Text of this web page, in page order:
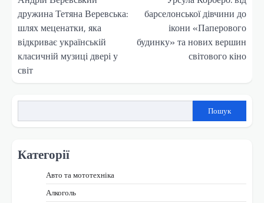
дружина Тетяна Веревська:
шлях меценатки, яка
відкриває українській
класичній музиці двері у
світ
барселонської дівчини до
ікони «Паперового
будинку» та нових вершин
світового кіно
Пошук
Категорії
Авто та мототехніка
Алкоголь